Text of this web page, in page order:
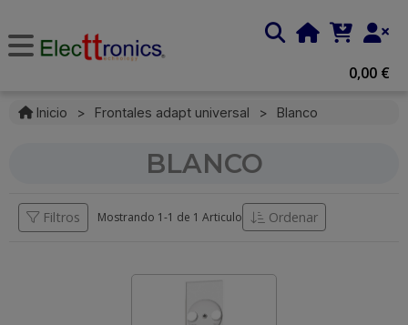
0,00 €
Inicio > Frontales adapt universal > Blanco
BLANCO
Filtros Mostrando 1-1 de 1 Articulo Ordenar